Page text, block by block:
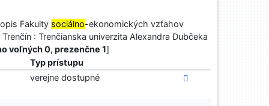
Fakulty sociálno-ekonomických vzťahov
: Trenčianska univerzita Alexandra Dubčeka
voľných 0, prezenčne 1]
Typ prístupu
verejne dostupné